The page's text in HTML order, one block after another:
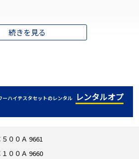
･黒)
ガイド)
続きを見る
ーハイテスタセットのレンタル レンタルオプ
００Ａ 9661
００Ａ 9660